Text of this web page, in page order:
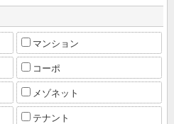
マンション
コーポ
メゾネット
テナント